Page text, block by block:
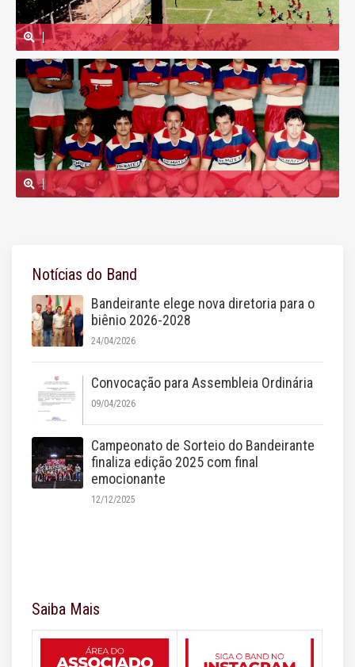
Notícias do Band
Bandeirante elege nova diretoria para o
biênio 2026-2028
24/04/2026
Convocação para Assembleia Ordinária
09/04/2026
Campeonato de Sorteio do Bandeirante
finaliza edição 2025 com final
emocionante
12/12/2025
Saiba Mais